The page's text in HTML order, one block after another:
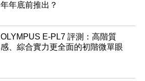
年年底前推出？
OLYMPUS E-PL7 評測：高階質
感、綜合實力更全面的初階微單眼